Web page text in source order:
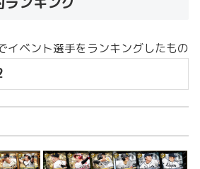
イベント選手をランキングしたもの